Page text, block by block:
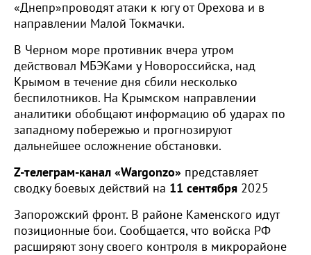
«Днепр»проводят атаки к югу от Орехова и в
направлении Малой Токмачки.
В Черном море противник вчера утром
действовал МБЭКами у Новороссийска, над
Крымом в течение дня сбили несколько
беспилотников. На Крымском направлении
аналитики обобщают информацию об ударах по
западному побережью и прогнозируют
дальнейшее осложнение обстановки.
Z-телеграм-канал «Wargonzo» представляет
сводку боевых действий на 11 сентября 2025
Запорожский фронт. В районе Каменского идут
позиционные бои. Сообщается, что войска РФ
расширяют зону своего контроля в микрорайоне